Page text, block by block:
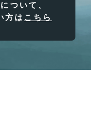
ついて、
方は こちら